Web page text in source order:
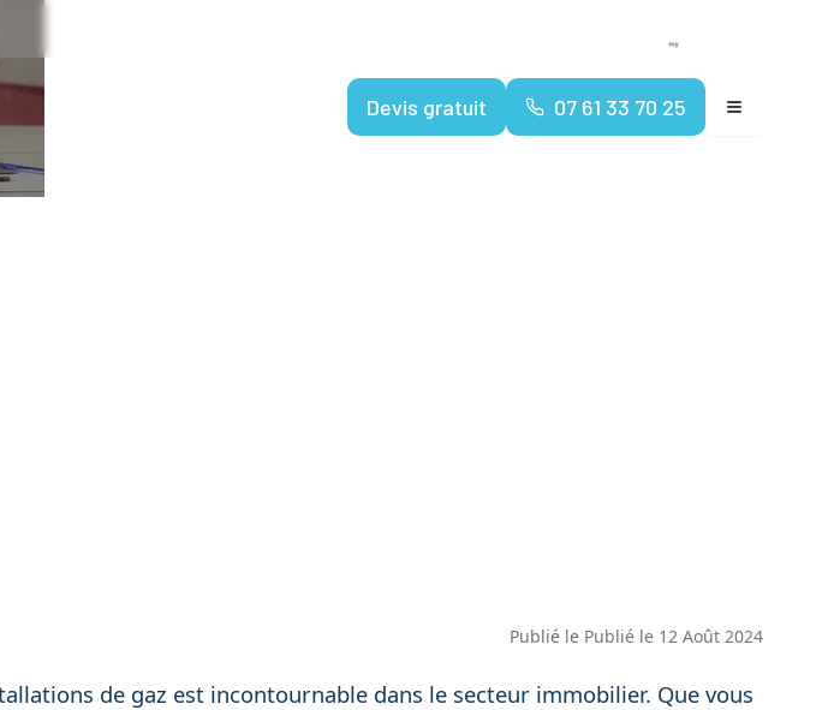
Devis gratuit 07 61 33 70 25
Publié le Publié le 12 Août 2024
de gaz est incontournable dans le secteur immobilier. Que vous